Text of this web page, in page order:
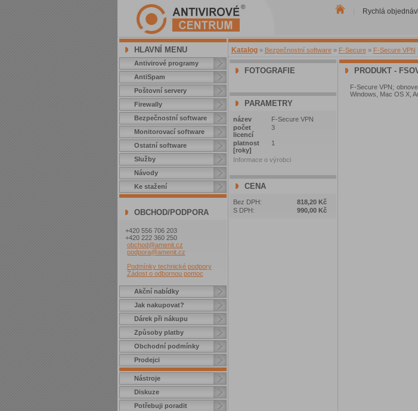
Rychlá
HLAVNÍ MENU
Antivirové programy
AntiSpam
Poštovní servery
Firewally
Bezpečnostní software
Monitorovací software
Ostatní software
Služby
Návody
Ke stažení
OBCHOD/PODPORA
+420 556 706 203
+420 222 360 250
obchod@amenit.cz
podpora@amenit.cz
Podmínky technické podpory
Žádost o odbornou pomoc
Akční nabídky
Jak nakupovat?
Dárek při nákupu
Způsoby platby
Obchodní podmínky
Prodejci
Nástroje
Diskuze
Potřebuji poradit
Katalog » Bezpečnostní software » F-Secure » F-Secure VPN
FOTOGRAFIE
PARAMETRY
název
F-Secure VPN
počet
licencí
3
platnost
[roky]
1
Informace o výrobci
CENA
Bez DPH:
818,20 Kč
S DPH:
990,00 Kč
PRODUKT -
F-Secure VPN;
Windows, Mac OS X,